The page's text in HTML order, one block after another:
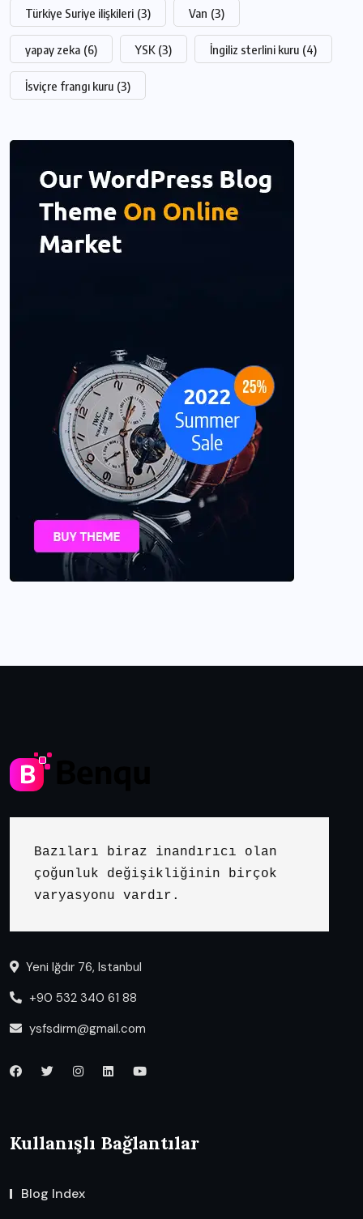
Türkiye Suriye ilişkileri (3) Van (3)
yapay zeka (6) YSK (3) İngiliz sterlini kuru (4)
İsviçre frangı kuru (3)
Bazıları biraz inandırıcı olan
çoğunluk değişikliğinin birçok
varyasyonu vardır.
Yeni Iğdır 76, Istanbul
+90 532 340 61 88
ysfsdirm@gmail.com
Kullanışlı Bağlantılar
Blog Index